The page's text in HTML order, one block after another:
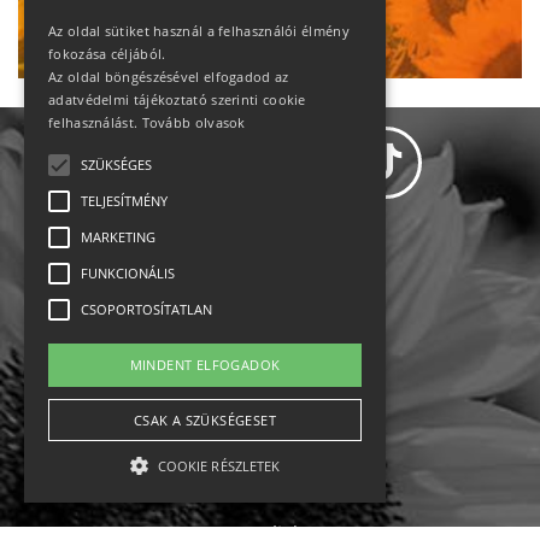
Ne maradj le!
Állásajánlatok
Impresszum-kapcsolat
Jogi nyilatkozat
Az oldal sütiket használ a felhasználói élmény
fokozása céljából.
Az oldal böngészésével elfogadod az
adatvédelmi tájékoztató szerinti cookie
felhasználást. Tovább olvasok
SZÜKSÉGES
TELJESÍTMÉNY
MARKETING
FUNKCIONÁLIS
CSOPORTOSÍTATLAN
MINDENT ELFOGADOK
CSAK A SZÜKSÉGESET
COOKIE RÉSZLETEK